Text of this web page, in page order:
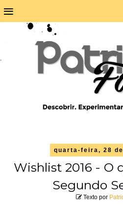
≡
quarta-feira, 28
Wishlist 2016 - O
Segundo
Texto por